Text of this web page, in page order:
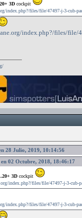
3D cockpit
index.php?/files/file/47497-j-3-cub-
index.php?/files/file/
28 Julio, 2019, 10:14:56
02 Octubre, 2018, 18:46:17
3D cockpit
index.php?/files/file/47497-j-3-cub-
index.php?/files/file/47497-j-3-cub-